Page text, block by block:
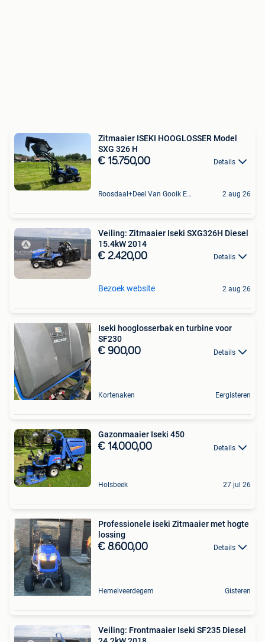
Zitmaaier ISEKI HOOGLOSSER Model
SXG 326 H
€ 15.750,00 Details
Roosdaal+Deel Van Gooik En Sint-Kwintens-Lennik 2 aug 26
Veiling: Zitmaaier Iseki SXG326H Diesel
15.4kW 2014
€ 2.420,00 Details
Bezoek website 2 aug 26
Iseki hooglosserbak en turbine voor
SF230
€ 900,00 Details
Kortenaken Eergisteren
Gazonmaaier Iseki 450
€ 14.000,00 Details
Holsbeek 27 jul 26
Professionele iseki Zitmaaier met hogte
lossing
€ 8.600,00 Details
Hemelveerdegem Gisteren
Veiling: Frontmaaier Iseki SF235 Diesel